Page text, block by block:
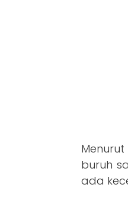
buruh
ada